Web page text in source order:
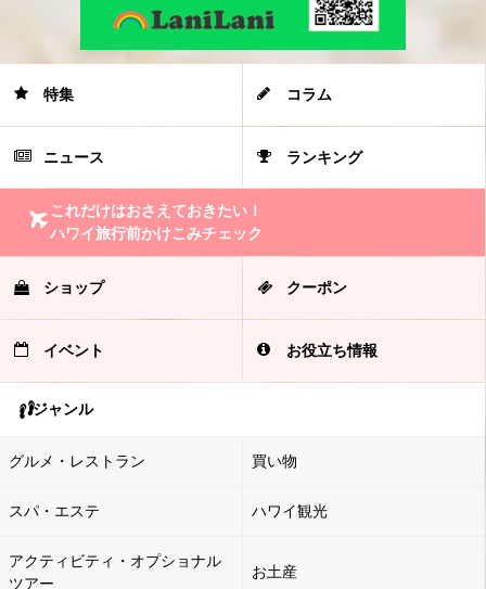
特集 コラム
ニュース ランキング
これだけはおさえておきたい！
ハワイ旅行前かけこみチェック
ショップ クーポン
イベント お役立ち情報
ジャンル
グルメ・レストラン 買い物
スパ・エステ ハワイ観光
アクティビティ・オプショナル
ツアー
お土産